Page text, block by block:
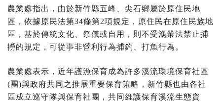
農業處指出，由於新竹縣五峰、尖石鄉屬於原住民地
區，依據原民法第34條第2項規定，原住民在原住民族地
區，基於傳統文化、祭儀或自用，則不受漁業法禁止捕
撈的規定，可從事非營利行為捕釣、打魚行為。
農業處表示，近年護漁保育成為許多溪流環境保育社區
(團)與政府共同之推展重要保育策略，新竹縣也由各社
區成立巡守隊與保育社團，共同維護保育溪流生態資